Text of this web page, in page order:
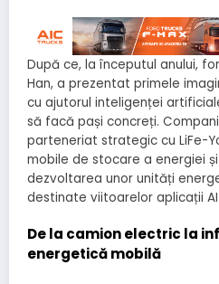
După ce, la începutul anului,
Han, a prezentat primele
cu ajutorul inteligenței
să facă pași concreți.
parteneriat strategic cu LiFe-
mobile de stocare a energiei
dezvoltarea unor unități
destinate viitoarelor aplicații
De la camion electric la
energetică mobilă